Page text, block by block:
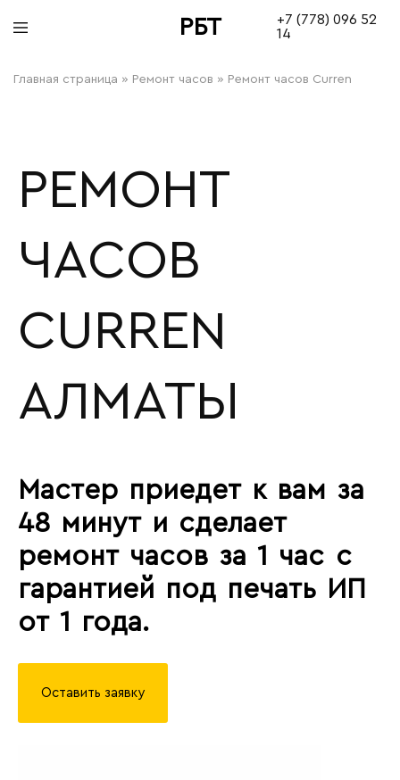
РБТ
+7 (778) 096 52
14
Главная страница » Ремонт часов » Ремонт часов Curren
РЕМОНТ
ЧАСОВ
CURREN
АЛМАТЫ
Мастер приедет к вам за
48 минут и сделает
ремонт часов за 1 час с
гарантией под печать ИП
от 1 года.
Оставить заявку